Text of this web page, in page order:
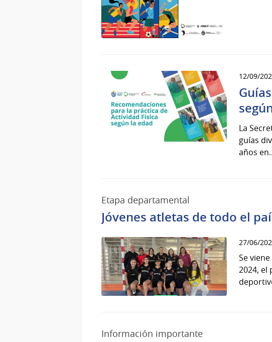
12/09/
La
guías
años
Etapa departamental
Jóvenes atletas de todo el
27/06/
Se
2024, el
Información importante